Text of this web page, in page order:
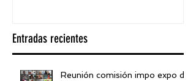
Entradas recientes
Reunión comisión impo expo de